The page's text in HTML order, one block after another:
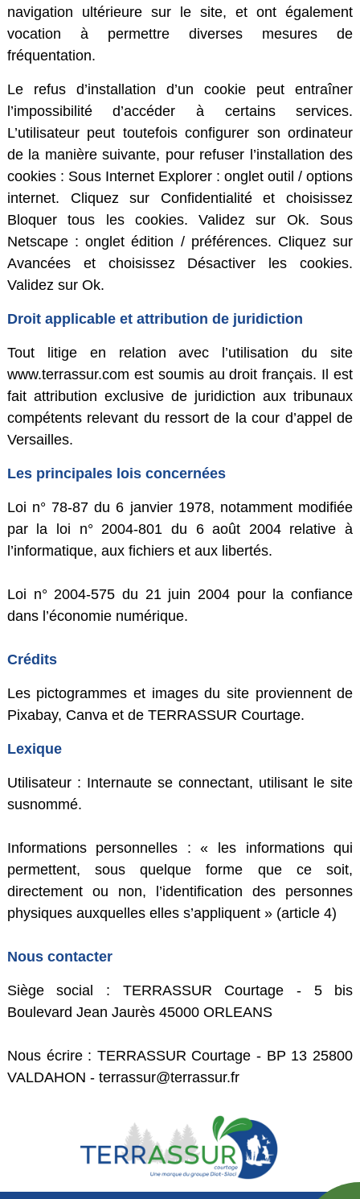
navigation ultérieure sur le site, et ont également
vocation à permettre diverses mesures de
fréquentation.
Le refus d’installation d’un cookie peut entraîner
l’impossibilité d’accéder à certains services.
L’utilisateur peut toutefois configurer son ordinateur
de la manière suivante, pour refuser l’installation des
cookies : Sous Internet Explorer : onglet outil / options
internet. Cliquez sur Confidentialité et choisissez
Bloquer tous les cookies. Validez sur Ok. Sous
Netscape : onglet édition / préférences. Cliquez sur
Avancées et choisissez Désactiver les cookies.
Validez sur Ok.
Droit applicable et attribution de juridiction
Tout litige en relation avec l’utilisation du site
www.terrassur.com est soumis au droit français. Il est
fait attribution exclusive de juridiction aux tribunaux
compétents relevant du ressort de la cour d’appel de
Versailles.
Les principales lois concernées
Loi n° 78-87 du 6 janvier 1978, notamment modifiée
par la loi n° 2004-801 du 6 août 2004 relative à
l’informatique, aux fichiers et aux libertés.
Loi n° 2004-575 du 21 juin 2004 pour la confiance
dans l’économie numérique.
Crédits
Les pictogrammes et images du site proviennent de
Pixabay, Canva et de TERRASSUR Courtage.
Lexique
Utilisateur : Internaute se connectant, utilisant le site
susnommé.
Informations personnelles : « les informations qui
permettent, sous quelque forme que ce soit,
directement ou non, l’identification des personnes
physiques auxquelles elles s’appliquent » (article 4)
Nous contacter
Siège social : TERRASSUR Courtage - 5 bis
Boulevard Jean Jaurès 45000 ORLEANS
Nous écrire : TERRASSUR Courtage - BP 13 25800
VALDAHON - terrassur@terrassur.fr